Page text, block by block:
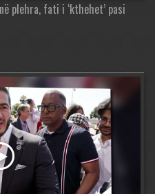
plehra, fati i ‘kthehet’ pasi